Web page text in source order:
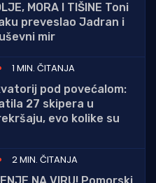
MORA I TIŠINE Toni
preveslao Jadran i
mir
1 MIN. ČITANJA
pod povećalom:
27 skipera u
evo kolike su
2 MIN. ČITANJA